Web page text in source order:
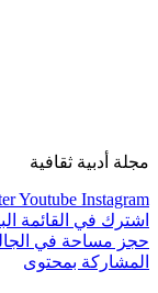
مجلة أدبية ثقافية
Youtube Instagram
اشترك في القائمة
حجز مساحة في
المشاركة بمحتوى